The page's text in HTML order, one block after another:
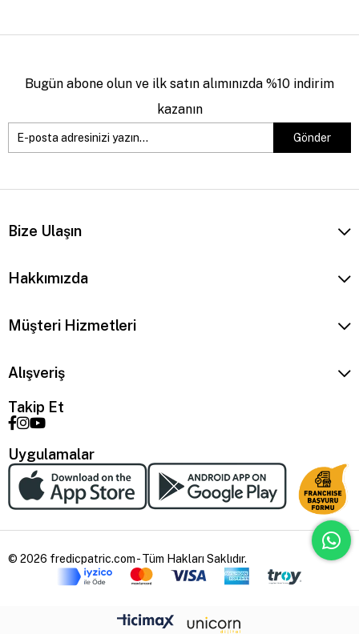
Bugün abone olun ve ilk satın alımınızda %10 indirim
kazanın
Gönder
Bize Ulaşın
Hakkımızda
Müşteri Hizmetleri
Alışveriş
Takip Et
Uygulamalar
© 2026 fredicpatric.com - Tüm Hakları Saklıdır.